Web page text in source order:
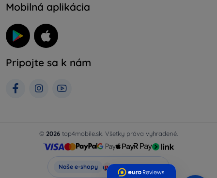
Mobilná aplikácia
Pripojte sa k nám
© 2026 top4mobile.sk. Všetky práva vyhradené.
Naše e-shopy Top4Mobile.sk